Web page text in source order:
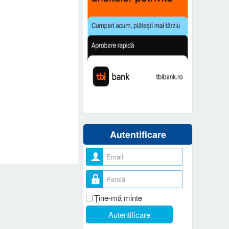
Autentificare
Nume utilizator
Parolă
Ţine-mă minte
Autentificare